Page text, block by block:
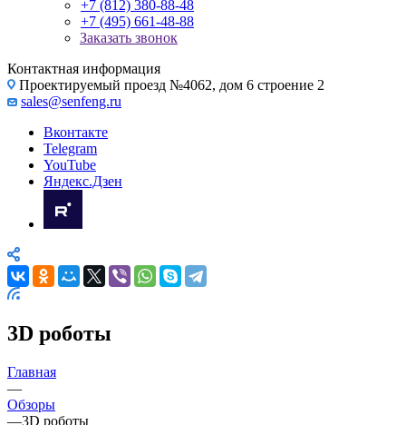
+7 (812) 380-88-48
+7 (495) 661-48-88
Заказать звонок
Контактная информация
Проектируемый проезд №4062, дом 6 строение 2
sales@senfeng.ru
Вконтакте
Telegram
YouTube
Яндекс.Дзен
3D роботы
Главная
—
Обзоры
—3D роботы